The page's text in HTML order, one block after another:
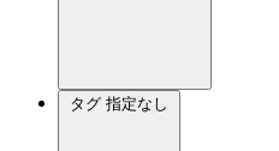
タグ 指定なし